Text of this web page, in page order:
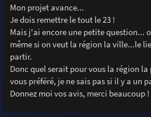
s
s
a
e
Mon projet avance...
Je dois remettre le tout le 23 !
Mais j'ai encore une petite question...
même si on veut la région la ville...le
partir.
Donc quel serait pour vous la région
vous préféré, je ne sais pas si il y a un
Donnez moi vos avis, merci beaucoup !